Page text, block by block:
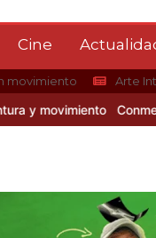
Cine
movimiento Arte